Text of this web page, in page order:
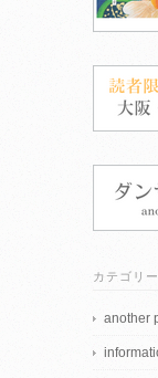
カテゴリー
another